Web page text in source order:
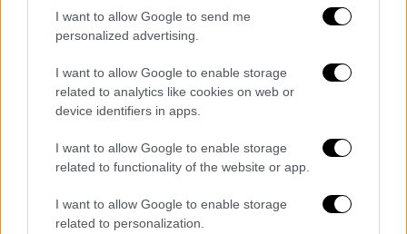
I want to allow Google to send me
personalized advertising.
I want to allow Google to enable storage
related to analytics like cookies on web or
device identifiers in apps.
I want to allow Google to enable storage
related to functionality of the website or app.
I want to allow Google to enable storage
related to personalization.
Ελλάδα|04.10.2023 22:45